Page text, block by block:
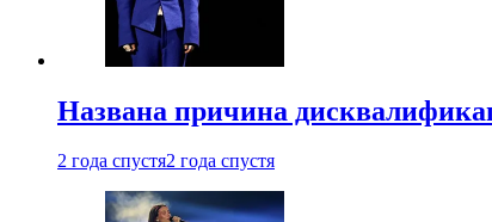
Названа причина
2 года спустя2 года спустя